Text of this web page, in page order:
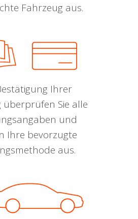
Fahrzeug aus.
Ihrer
überprüfen Sie alle
und
Ihre bevorzugte
aus.